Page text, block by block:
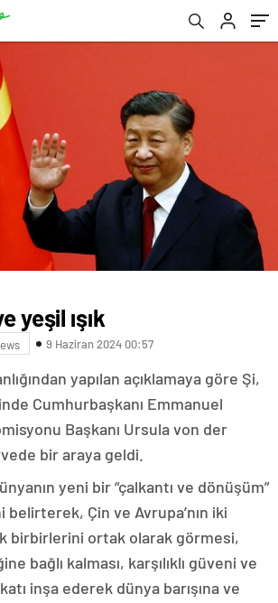
yeşil ışık
9 Haziran 2024 00:57
yapılan açıklamaya göre Şi,
Cumhurbaşkanı Emmanuel
Başkanı Ursula von der
bir araya geldi.
yeni bir “çalkantı ve dönüşüm”
Çin ve Avrupa’nın iki
birbirlerini ortak olarak görmesi,
bağlı kalması, karşılıklı güveni ve
inşa ederek dünya barışına ve